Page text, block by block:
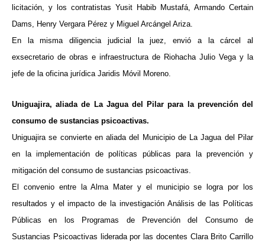
licitación, y los contratistas Yusit Habib Mustafá, Armando Certain
Dams, Henry Vergara Pérez y Miguel Arcángel Ariza.
En la misma diligencia judicial la juez, envió a la cárcel al
exsecretario de obras e infraestructura de Riohacha Julio Vega y la
jefe de la oficina jurídica Jaridis Móvil Moreno.
Uniguajira, aliada de La Jagua del Pilar para la prevención del
consumo de sustancias psicoactivas.
Uniguajira se convierte en aliada del Municipio de La Jagua del Pilar
en la implementación de políticas públicas para la prevención y
mitigación del consumo de sustancias psicoactivas.
El convenio entre la Alma Mater y el municipio se logra por los
resultados y el impacto de la investigación Análisis de las Políticas
Públicas en los Programas de Prevención del Consumo de
Sustancias Psicoactivas liderada por las docentes Clara Brito Carrillo